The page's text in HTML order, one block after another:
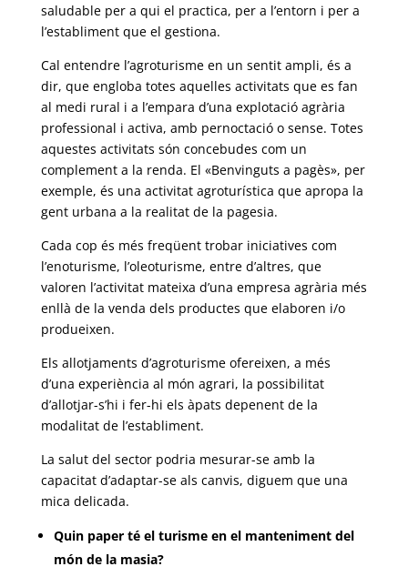
saludable per a qui el practica, per a l’entorn i per a
l’establiment que el gestiona.
Cal entendre l’agroturisme en un sentit ampli, és a
dir, que engloba totes aquelles activitats que es fan
al medi rural i a l’empara d’una explotació agrària
professional i activa, amb pernoctació o sense. Totes
aquestes activitats són concebudes com un
complement a la renda. El «Benvinguts a pagès», per
exemple, és una activitat agroturística que apropa la
gent urbana a la realitat de la pagesia.
Cada cop és més freqüent trobar iniciatives com
l’enoturisme, l’oleoturisme, entre d’altres, que
valoren l’activitat mateixa d’una empresa agrària més
enllà de la venda dels productes que elaboren i/o
produeixen.
Els allotjaments d’agroturisme ofereixen, a més
d’una experiència al món agrari, la possibilitat
d’allotjar-s’hi i fer-hi els àpats depenent de la
modalitat de l’establiment.
La salut del sector podria mesurar-se amb la
capacitat d’adaptar-se als canvis, diguem que una
mica delicada.
Quin paper té el turisme en el manteniment del
món de la masia?